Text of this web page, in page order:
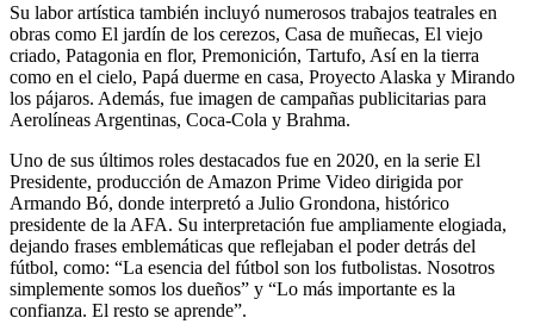
Su labor artística también incluyó numerosos trabajos teatrales en
obras como El jardín de los cerezos, Casa de muñecas, El viejo
criado, Patagonia en flor, Premonición, Tartufo, Así en la tierra
como en el cielo, Papá duerme en casa, Proyecto Alaska y Mirando
los pájaros. Además, fue imagen de campañas publicitarias para
Aerolíneas Argentinas, Coca-Cola y Brahma.
Uno de sus últimos roles destacados fue en 2020, en la serie El
Presidente, producción de Amazon Prime Video dirigida por
Armando Bó, donde interpretó a Julio Grondona, histórico
presidente de la AFA. Su interpretación fue ampliamente elogiada,
dejando frases emblemáticas que reflejaban el poder detrás del
fútbol, como: “La esencia del fútbol son los futbolistas. Nosotros
simplemente somos los dueños” y “Lo más importante es la
confianza. El resto se aprende”.